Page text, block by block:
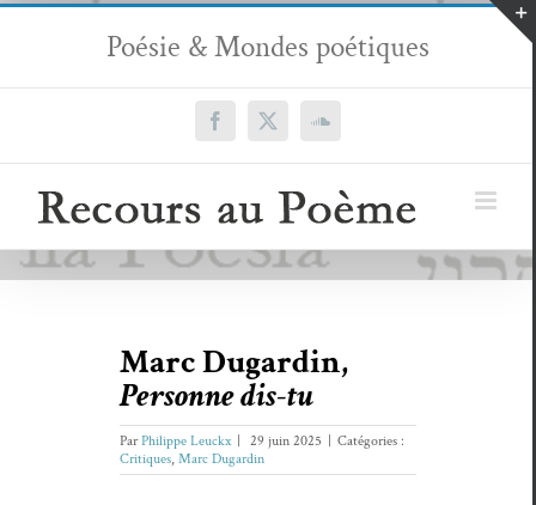
Passer
contenu
Poésie & Mondes poétiques
Facebook
X SoundCloud
Marc Dugardin,
Personne dis-tu
ParPhilippe Leuckx 29 juin 2025
Catégories :
Critiques, Marc Dugardin